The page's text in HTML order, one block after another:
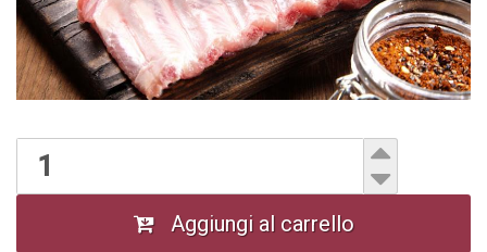
Aggiungi al carrello